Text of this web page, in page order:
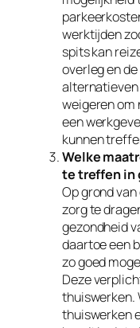
werktijden
spits kan
overleg en
weigeren om
een
kunnen
Welke
te treffen in
Op grond
zorg te
gezondheid
daartoe een
zo goed
Deze
thuiswerken.
thuiswerken